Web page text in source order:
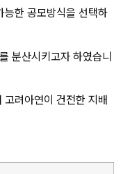
능한 공모방식을 선택하
분산시키고자 하였습니
려아연이 건전한 지배